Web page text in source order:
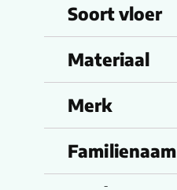
Soort vloer
Materiaal
Merk
Familienaam